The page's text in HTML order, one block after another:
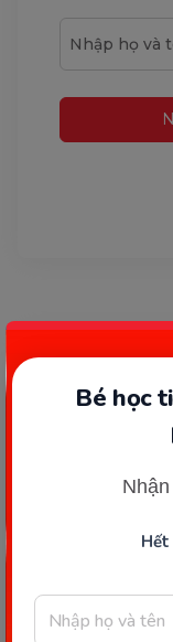
Bé học
Hết
Ngày 13: Lặp
không biết